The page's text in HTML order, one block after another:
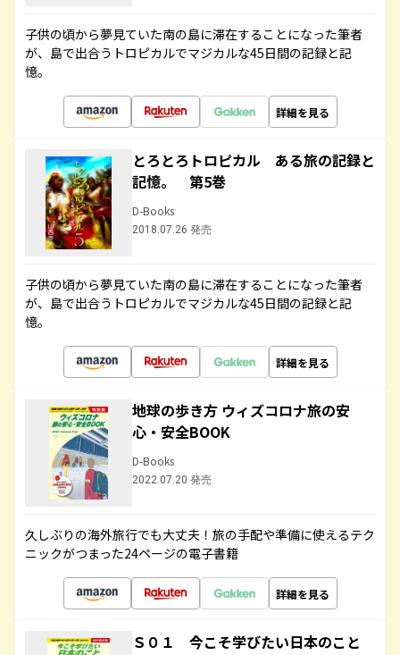
子供の頃から夢見ていた南の島に滞在することになった筆者
が、島で出合うトロピカルでマジカルな45日間の記録と記
憶。
詳細を見る
とろとろトロピカル ある旅の記録と
記憶。 第5巻
D-Books
2018.07.26 発売
子供の頃から夢見ていた南の島に滞在することになった筆者
が、島で出合うトロピカルでマジカルな45日間の記録と記
憶。
詳細を見る
地球の歩き方 ウィズコロナ旅の安
心・安全BOOK
D-Books
2022.07.20 発売
久しぶりの海外旅行でも大丈夫！旅の手配や準備に使えるテク
ニックがつまった24ページの電子書籍
詳細を見る
Ｓ０１ 今こそ学びたい日本のこと